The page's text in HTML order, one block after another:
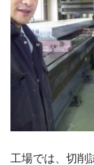
工場では、切削